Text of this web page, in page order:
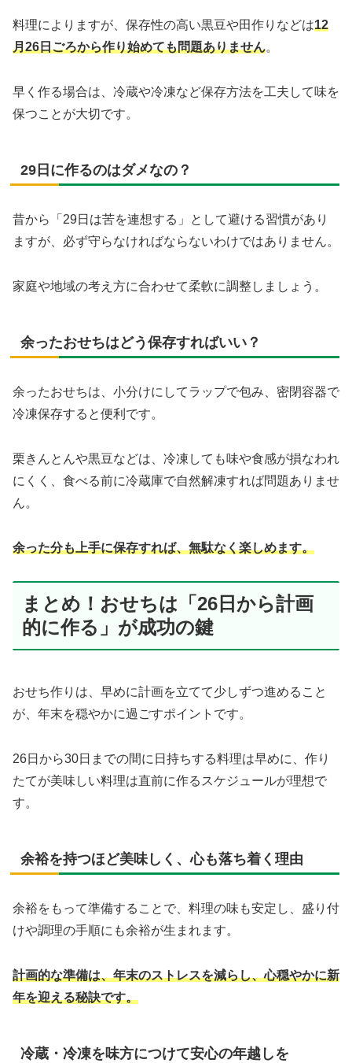
料理によりますが、保存性の高い黒豆や田作りなどは12
月26日ごろから作り始めても問題ありません。
早く作る場合は、冷蔵や冷凍など保存方法を工夫して味を
保つことが大切です。
29日に作るのはダメなの？
昔から「29日は苦を連想する」として避ける習慣があり
ますが、必ず守らなければならないわけではありません。
家庭や地域の考え方に合わせて柔軟に調整しましょう。
余ったおせちはどう保存すればいい？
余ったおせちは、小分けにしてラップで包み、密閉容器で
冷凍保存すると便利です。
栗きんとんや黒豆などは、冷凍しても味や食感が損なわれ
にくく、食べる前に冷蔵庫で自然解凍すれば問題ありませ
ん。
余った分も上手に保存すれば、無駄なく楽しめます。
まとめ！おせちは「26日から計画
的に作る」が成功の鍵
おせち作りは、早めに計画を立てて少しずつ進めること
が、年末を穏やかに過ごすポイントです。
26日から30日までの間に日持ちする料理は早めに、作り
たてが美味しい料理は直前に作るスケジュールが理想で
す。
余裕を持つほど美味しく、心も落ち着く理由
余裕をもって準備することで、料理の味も安定し、盛り付
けや調理の手順にも余裕が生まれます。
計画的な準備は、年末のストレスを減らし、心穏やかに新
年を迎える秘訣です。
冷蔵・冷凍を味方につけて安心の年越しを